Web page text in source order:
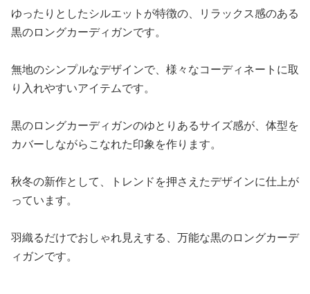
ゆったりとしたシルエットが特徴の、リラックス感のある
黒のロングカーディガンです。
無地のシンプルなデザインで、様々なコーディネートに取
り入れやすいアイテムです。
黒のロングカーディガンのゆとりあるサイズ感が、体型を
カバーしながらこなれた印象を作ります。
秋冬の新作として、トレンドを押さえたデザインに仕上が
っています。
羽織るだけでおしゃれ見えする、万能な黒のロングカーデ
ィガンです。